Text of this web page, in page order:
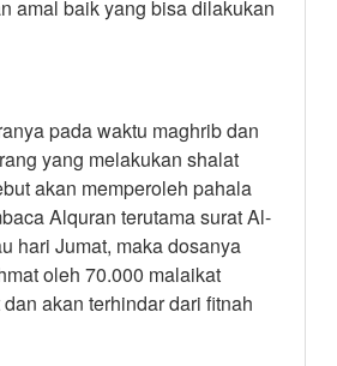
amal baik yang bisa dilakukan
pada waktu maghrib dan
yang melakukan shalat
akan memperoleh pahala
Alquran terutama surat Al-
hari Jumat, maka dosanya
oleh 70.000 malaikat
akan terhindar dari fitnah